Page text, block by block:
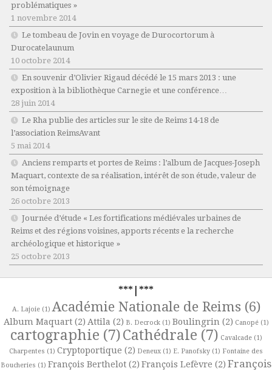
problématiques »
1 novembre 2014
Le tombeau de Jovin en voyage de Durocortorum à
Durocatelaunum
10 octobre 2014
En souvenir d’Olivier Rigaud décédé le 15 mars 2013 : une
exposition à la bibliothèque Carnegie et une conférence…
28 juin 2014
Le Rha publie des articles sur le site de Reims 14-18 de
l’association ReimsAvant
5 mai 2014
Anciens remparts et portes de Reims : l’album de Jacques-Joseph
Maquart, contexte de sa réalisation, intérêt de son étude, valeur de
son témoignage
26 octobre 2013
Journée d’étude « Les fortifications médiévales urbaines de
Reims et des régions voisines, apports récents e la recherche
archéologique et historique »
25 octobre 2013
***|***
A. Lajoie(1) Académie Nationale de Reims (6)
Album Maquart(2) Attila (2) B. Decrock(1) Boulingrin(2) Canopé(1)
cartographie (7)Cathédrale (7) Cavalcade(1)
Charpentes (1) Cryptoportique (2) Deneux (1) E. Panofsky (1) Fontaine des
Boucheries (1) François Berthelot (2) François Lefèvre (2) François